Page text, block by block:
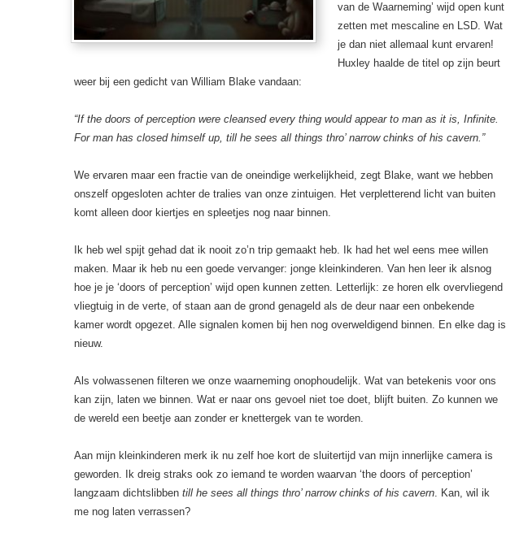
van de Waarneming’ wijd open kunt
zetten met mescaline en LSD. Wat
je dan niet allemaal kunt ervaren!
Huxley haalde de titel op zijn beurt
weer bij een gedicht van William Blake vandaan:
“If the doors of perception were cleansed every thing would appear to man as it is, Infinite.
For man has closed himself up, till he sees all things thro’ narrow chinks of his cavern.”
We ervaren maar een fractie van de oneindige werkelijkheid, zegt Blake, want we hebben
onszelf opgesloten achter de tralies van onze zintuigen. Het verpletterend licht van buiten
komt alleen door kiertjes en spleetjes nog naar binnen.
Ik heb wel spijt gehad dat ik nooit zo’n trip gemaakt heb. Ik had het wel eens mee willen
maken. Maar ik heb nu een goede vervanger: jonge kleinkinderen. Van hen leer ik alsnog
hoe je je ‘doors of perception’ wijd open kunnen zetten. Letterlijk: ze horen elk overvliegend
vliegtuig in de verte, of staan aan de grond genageld als de deur naar een onbekende
kamer wordt opgezet. Alle signalen komen bij hen nog overweldigend binnen. En elke dag is
nieuw.
Als volwassenen filteren we onze waarneming onophoudelijk. Wat van betekenis voor ons
kan zijn, laten we binnen. Wat er naar ons gevoel niet toe doet, blijft buiten. Zo kunnen we
de wereld een beetje aan zonder er knettergek van te worden.
Aan mijn kleinkinderen merk ik nu zelf hoe kort de sluitertijd van mijn innerlijke camera is
geworden. Ik dreig straks ook zo iemand te worden waarvan ‘the doors of perception’
langzaam dichtslibbentill he sees all things thro’ narrow chinks of his cavern. Kan, wil ik
me nog laten verrassen?